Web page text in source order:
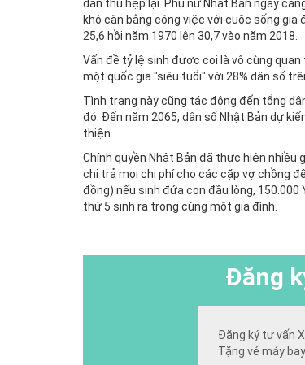
dần thu hẹp lại. Phụ nữ Nhật Bản ngày
khó cân bằng công việc với cuộc sống
25,6 hồi năm 1970 lên 30,7 vào năm 2018.
Vấn đề tỷ lệ sinh được coi là vô cùng
một quốc gia "siêu tuổi" với 28% dân số
Tình trạng này cũng tác động đến tổng
đó. Đến năm 2065, dân số Nhật Bản dự
thiện.
Chính quyền Nhật Bản đã thực hiện nhiều
chi trả mọi chi phí cho các cặp vợ chồng
đồng) nếu sinh đứa con đầu lòng,
thứ 5 sinh ra trong cùng một gia đình.
Đăng
Đăng ký tư vấn
Tặng vé máy